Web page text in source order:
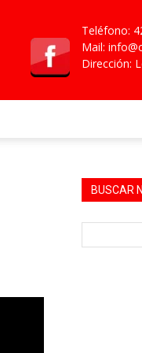
Teléfono:
Mail:
Dirección:
BUSCAR